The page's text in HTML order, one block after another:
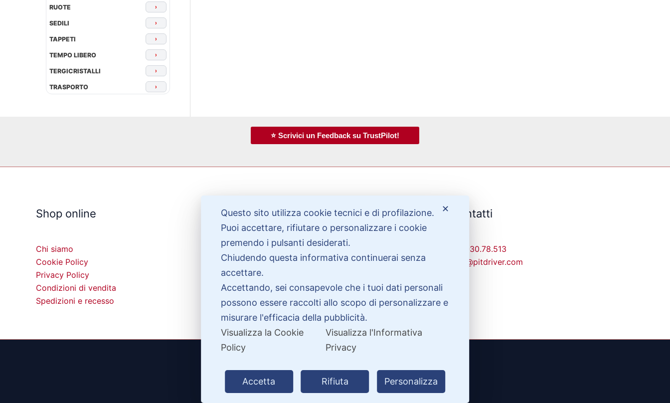
RUOTE ›
SEDILI ›
TAPPETI ›
TEMPO LIBERO ›
TERGICRISTALLI ›
TRASPORTO ›
⭐ Scrivici un Feedback su TrustPilot!
Shop online
Chi siamo
Cookie Policy
Privacy Policy
Condizioni di vendita
Spedizioni e recesso
Bisogno di aiuto?
Contattaci
Garanzie
Contatti
329-30.78.513
info@pitdriver.com
©2026 PitDriver | CROCO DEAL S.R.L. VIA DEL SALICE 105, 97100 RAGUSA (RG)
| Partita IVA 01877990885 |
✕
Questo sito utilizza cookie tecnici e di profilazione.
Puoi accettare, rifiutare o personalizzare i cookie
premendo i pulsanti desiderati.
Chiudendo questa informativa continuerai senza
accettare.
Accettando, sei consapevole che i tuoi dati personali
possono essere raccolti allo scopo di personalizzare e
misurare l'efficacia della pubblicità.
Visualizza la Cookie
Policy
Visualizza l'Informativa
Privacy
Accetta Rifiuta Personalizza